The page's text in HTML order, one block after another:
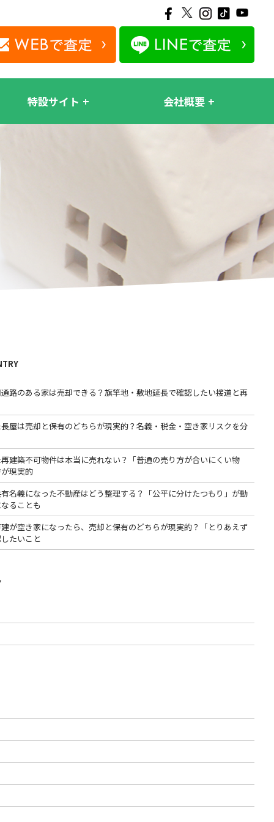
特設サイト 会社概要
通路のある家は売却できる？旗竿地・敷地延長で確認したい接道と再
屋は売却と保有のどちらが現実的？名義・税金・空き家リスクを分
建築不可物件は本当に売れない？「普通の売り方が合いにくい物
現実的
名義になった不動産はどう整理する？「公平に分けたつもり」が動
ることも
が空き家になったら、売却と保有のどちらが現実的？「とりあえず
たいこと